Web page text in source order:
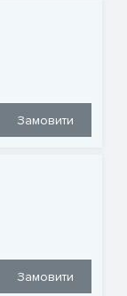
Замовити
Замовити